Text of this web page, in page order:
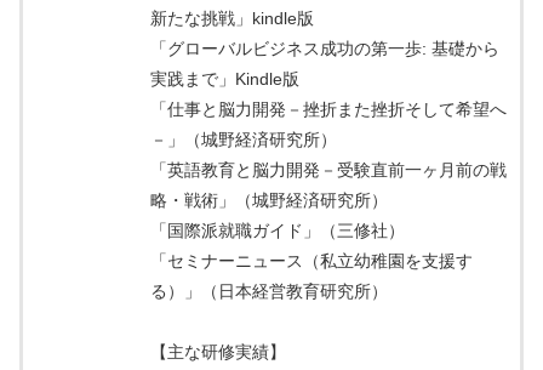
新たな挑戦」kindle版
「グローバルビジネス成功の第一歩: 基礎から
実践まで」Kindle版
「仕事と脳力開発－挫折また挫折そして希望へ
－」（城野経済研究所）
「英語教育と脳力開発－受験直前一ヶ月前の戦
略・戦術」（城野経済研究所）
「国際派就職ガイド」（三修社）
「セミナーニュース（私立幼稚園を支援す
る）」（日本経営教育研究所）
【主な研修実績】